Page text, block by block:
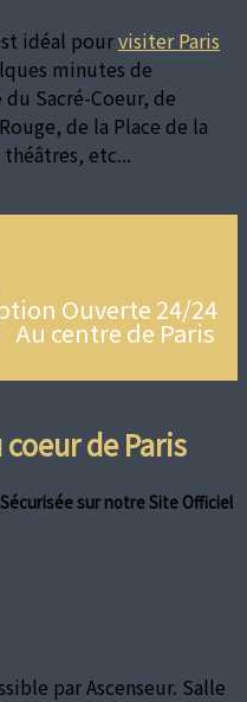
idéal pourvisiter Paris
minutes de
Sacré-Coeur, de
de la Place de la
etc...
Ouverte 24/24
Au centre de Paris
de Paris
sur notre Site Officiel
par Ascenseur. Salle